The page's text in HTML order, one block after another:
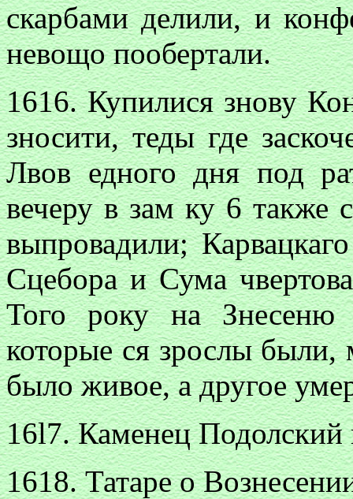
скарбами делили, и
невощо пообертали.
1616. Купилися знову
зносити, теды где
Лвов едного дня под
вечеру в зам ку 6 также
выпровадили;
Сцебора и Сума
Того року на Знесеню
которые ся зрослы
было живое, а другое
16l7. Каменец Подолский
1618. Татаре о